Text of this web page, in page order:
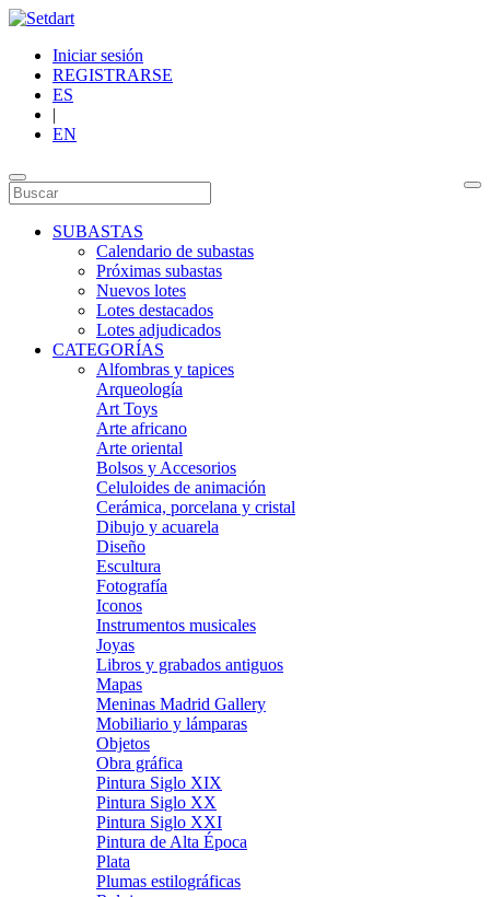
Iniciar sesión
REGISTRARSE
ES
|
EN
SUBASTAS
Calendario de subastas
Próximas subastas
Nuevos lotes
Lotes destacados
Lotes adjudicados
CATEGORÍAS
Alfombras y tapices
Arqueología
Art Toys
Arte africano
Arte oriental
Bolsos y Accesorios
Celuloides de animación
Cerámica, porcelana y cristal
Dibujo y acuarela
Diseño
Escultura
Fotografía
Iconos
Instrumentos musicales
Joyas
Libros y grabados antiguos
Mapas
Meninas Madrid Gallery
Mobiliario y lámparas
Objetos
Obra gráfica
Pintura Siglo XIX
Pintura Siglo XX
Pintura Siglo XXI
Pintura de Alta Época
Plata
Plumas estilográficas